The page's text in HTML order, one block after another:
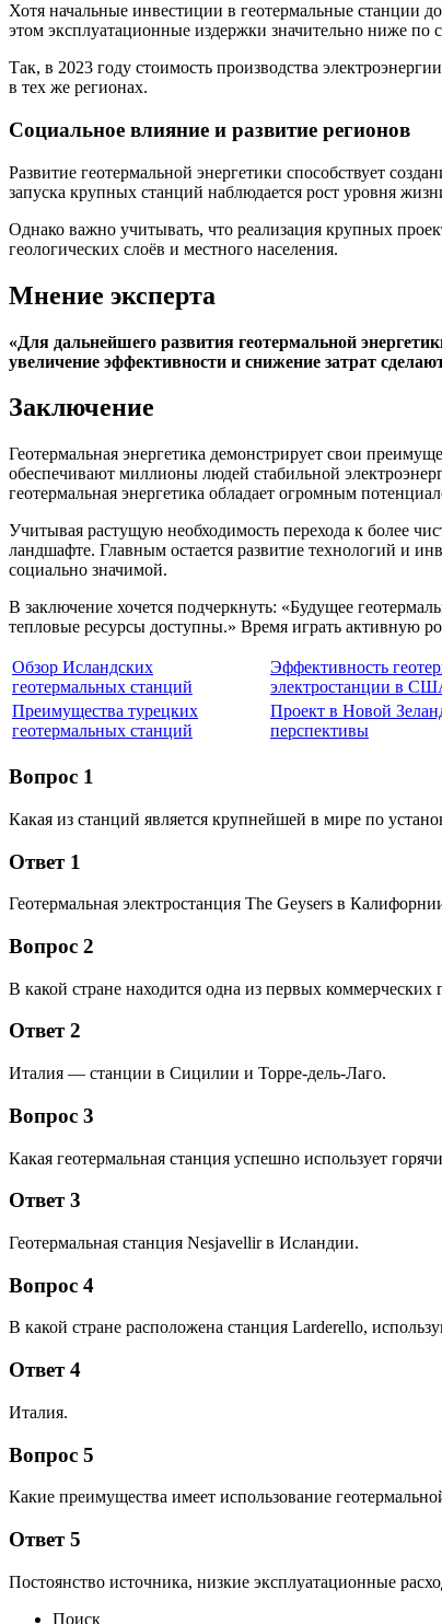
Хотя начальные инвестиции в геотермальные станции
этом эксплуатационные издержки значительно ниже
Так, в 2023 году стоимость производства
в тех же регионах.
Социальное влияние и развитие регионов
Развитие геотермальной энергетики способствует
запуска крупных станций наблюдается рост уровня
Однако важно учитывать, что реализация крупных
геологических слоёв и местного населения.
Мнение эксперта
«Для дальнейшего развития геотермальной
увеличение эффективности и снижение затрат
Заключение
Геотермальная энергетика демонстрирует свои
обеспечивают миллионы людей стабильной
геотермальная энергетика обладает огромным
Учитывая растущую необходимость перехода к более
ландшафте. Главным остается развитие технологий и
социально значимой.
В заключение хочется подчеркнуть: «Будущее
тепловые ресурсы доступны.» Время играть активную
Обзор Исландских
геотермальных станций
Эффективность
электростанции в
Преимущества турецких
геотермальных станций
Проект в Новой
перспективы
Вопрос 1
Какая из станций является крупнейшей в мире по
Ответ 1
Геотермальная электростанция The Geysers в
Вопрос 2
В какой стране находится одна из первых коммерческих
Ответ 2
Италия — станции в Сицилии и Торре-дель-Лаго.
Вопрос 3
Какая геотермальная станция успешно использует
Ответ 3
Геотермальная станция Nesjavellir в Исландии.
Вопрос 4
В какой стране расположена станция Larderello,
Ответ 4
Италия.
Вопрос 5
Какие преимущества имеет использование
Ответ 5
Постоянство источника, низкие эксплуатационные
Поиск